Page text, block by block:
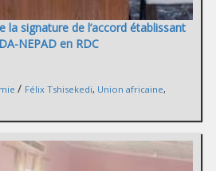
la signature de l’accord établissant
NEPAD en RDC
/ Félix Tshisekedi, Union africaine,